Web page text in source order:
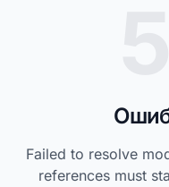
Failed to resolve
references must